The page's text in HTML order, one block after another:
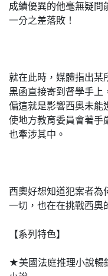
成績優異的他毫無疑問
一分之差落敗！
就在此時，媒體指出某
黑函直接寄到督學手上
偏這就是影響西奧未能
使地方教育委員會著手
也牽涉其中。
西奧好想知道犯案者為
一切，也在在挑戰西
【系列特色】
★美國法庭推理小說暢